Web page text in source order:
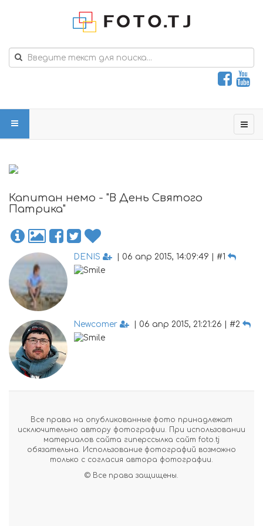
Капитан немо - "В День Святого
Патрика"
DENIS | 06 апр 2015, 14:09:49 | #1
Newcomer | 06 апр 2015, 21:21:26 | #2
Все права на опубликованные фото принадлежат
исключительно автору фотографии. При использовании
материалов сайта гиперссылка сайт foto.tj
обязательна. Использование фотографий возможно
только с согласия автора фотографии.
© Все права защищены.